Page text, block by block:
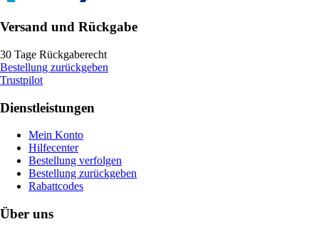
Versand und Rückgabe
30 Tage Rückgaberecht
Bestellung zurückgeben
Trustpilot
Dienstleistungen
Mein Konto
Hilfecenter
Bestellung verfolgen
Bestellung zurückgeben
Rabattcodes
Über uns